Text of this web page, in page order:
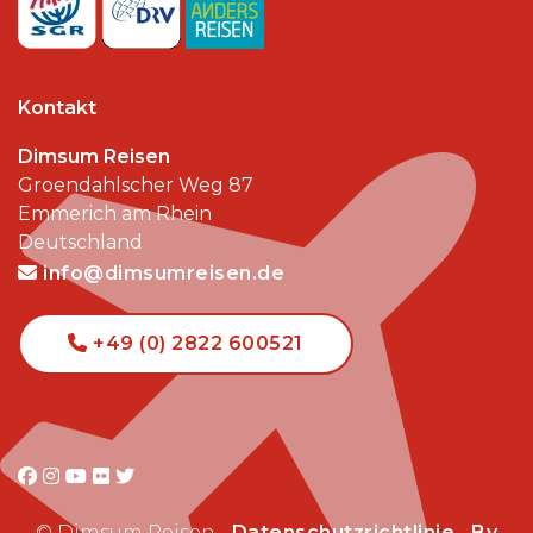
Kontakt
Dimsum Reisen
Groendahlscher Weg 87
Emmerich am Rhein
Deutschland
info@dimsumreisen.de
+49 (0) 2822 600521